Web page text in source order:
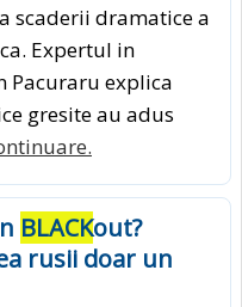
scaderii dramatice a
Expertul in
Pacuraru explica
gresite au adus
BLACKout?
rusii doar un